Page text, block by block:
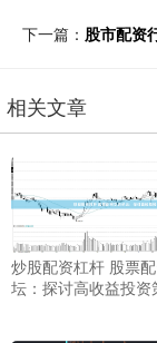
下一篇： 股市配资
相关文章
炒股配资杠杆 股票
坛：探讨高收益投资